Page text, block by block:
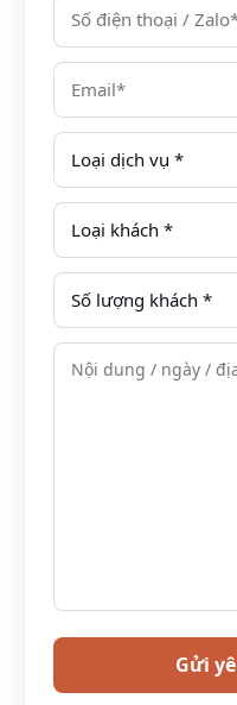
Voucher/Combo
phòng khuyến mãi
VNĐ/ phòng/ đêm cho
hoặc dưới 1m2. Giá
5% phí phục vụ, 8%
Miễn phí ăn sáng
Miễn phí sử dụng
Miễn phí sử dụng
trí cho người lớn: bóng
Miễn phí sử dụng
quý khách có nhu cầu
Quy đinh nhận và trả